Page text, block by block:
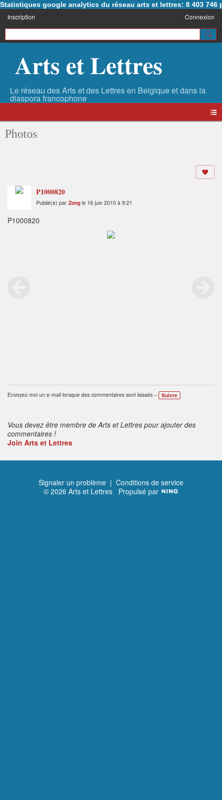
Statistiques google analytics du réseau arts et lettres: 8 403 746
Inscription Connexion
Arts et Lettres
Photos
P1000820
Publié(e) par Zong le 16 juin 2010 à 9:21
P1000820
Envoyez-moi un e-mail lorsque des commentaires sont laissés – Suivre
Vous devez être membre de Arts et Lettres pour ajouter des
commentaires !
Join Arts et Lettres
Signaler un problème | Conditions de service
© 2026 Arts et Lettres Propulsé par